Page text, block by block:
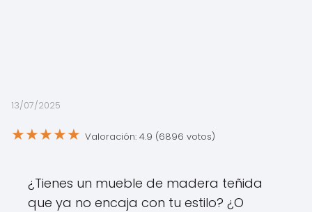
13/07/2025
★★★★★ Valoración: 4.9 (6896 votos)
¿Tienes un mueble de madera teñida
que ya no encaja con tu estilo? ¿O